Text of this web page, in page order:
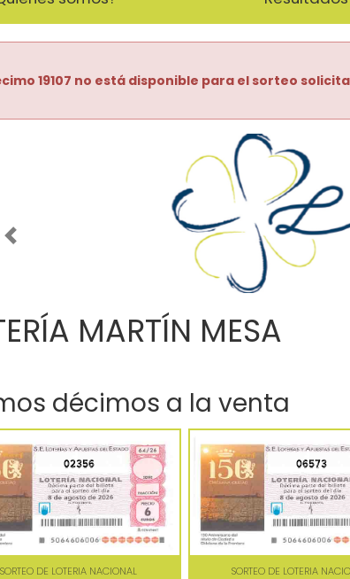
19107 no está disponible para el sorteo
Imagen anterior
MARTÍN MESA
décimos a la venta
02356
SORTEO DE LOTERIA NACIONAL
06573
SORTEO DE LOTERIA